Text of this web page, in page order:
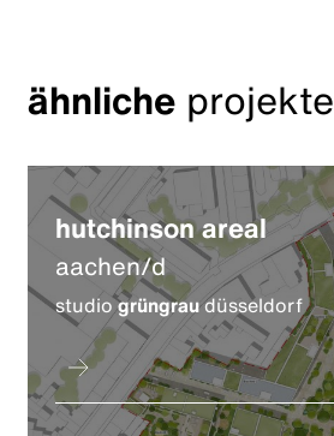
ähnlicheprojekte
hutchinson areal
aachen/d
studiogrüngraudüsseldorf